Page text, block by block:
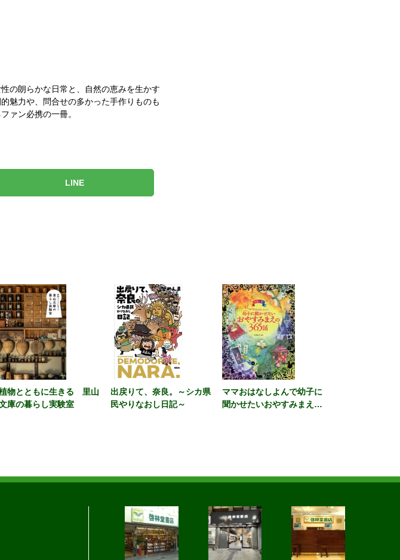
の朗らかな日常と、自然の恵みを生かす
魅力や、問合せの多かった手作りものも
ァン必携の一冊。
LINE
物とともに生きる 里山
庫の暮らし実験室
出戻りて、奈良。～シカ県
民やりなおし日記～
ママおはなしよんで幼子に
聞かせたいおやすみまえの